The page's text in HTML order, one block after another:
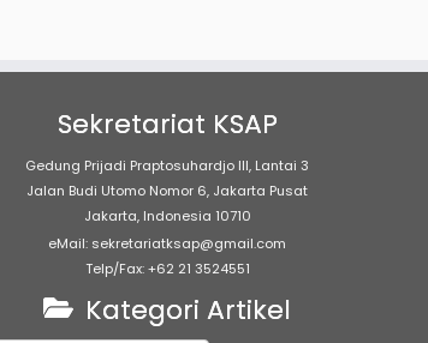
Sekretariat KSAP
Gedung Prijadi Praptosuhardjo III, Lantai 3
Jalan Budi Utomo Nomor 6, Jakarta Pusat
Jakarta, Indonesia 10710
eMail: sekretariatksap@gmail.com
Telp/Fax: +62 21 3524551
Kategori Artikel